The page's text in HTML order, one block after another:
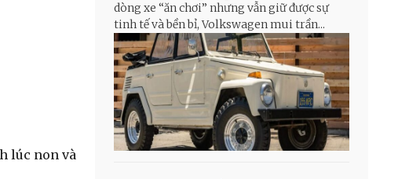
lúc non và
dòng xe “ăn chơi” nhưng vẫn giữ được sự
tinh tế và bền bỉ, Volkswagen mui trần...